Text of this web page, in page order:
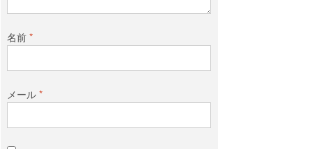
名前*
メール*